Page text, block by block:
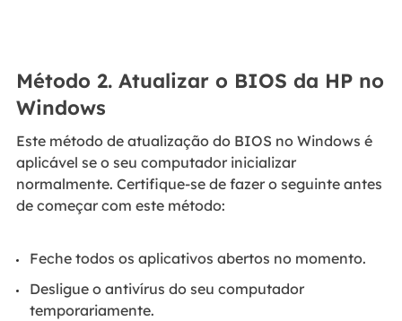
Método 2. Atualizar o BIOS da HP no
Windows
Este método de atualização do BIOS no Windows é
aplicável se o seu computador inicializar
normalmente. Certifique-se de fazer o seguinte antes
de começar com este método:
Feche todos os aplicativos abertos no momento.
Desligue o antivírus do seu computador
temporariamente.